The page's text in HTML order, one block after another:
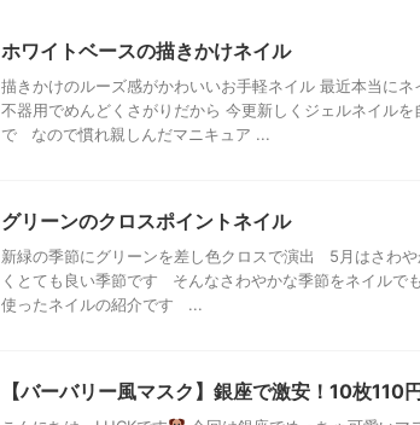
ホワイトベースの描きかけネイル
描きかけのルーズ感がかわいいお手軽ネイル 最近本当に
不器用でめんどくさがりだから 今更新しくジェルネイル
で なので慣れ親しんだマニキュア ...
グリーンのクロスポイントネイル
新緑の季節にグリーンを差し色クロスで演出 5月はさわ
くとても良い季節です そんなさわやかな季節をネイルで
使ったネイルの紹介です ...
【バーバリー風マスク】銀座で激安！10枚110